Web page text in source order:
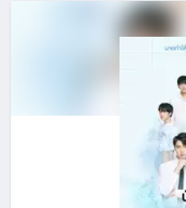
Love By Chance Season
Love By Chance